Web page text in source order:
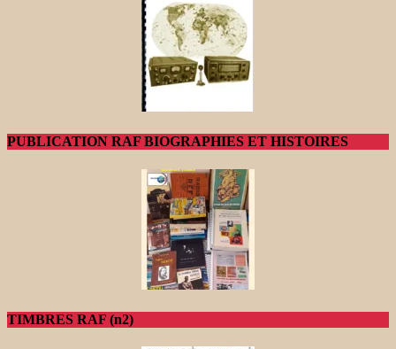
PUBLICATION RAF BIOGRAPHIES ET HISTOIRES
TIMBRES RAF (n2)